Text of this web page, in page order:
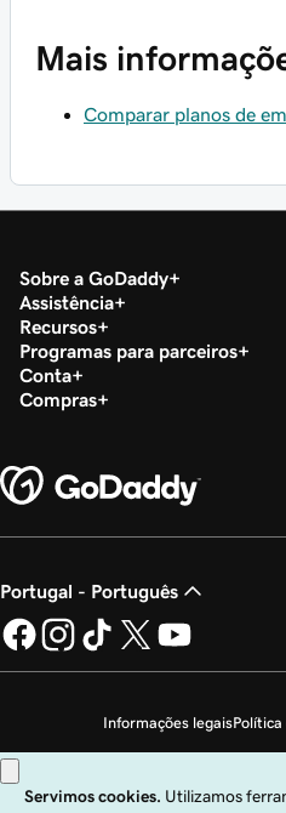
Mais
Comparar planos de
Sobre a GoDaddy
Assistência
Recursos
Programas para parceiros
Conta
Compras
Portugal - Português
Informações legaisPolítica